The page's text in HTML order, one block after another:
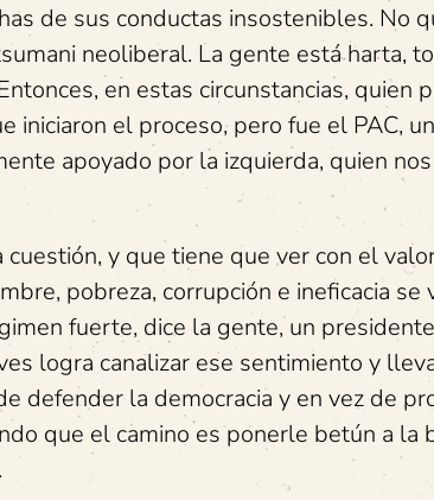
de sus conductas insostenibles. No
neoliberal. La gente está harta,
en estas circunstancias, quien
iniciaron el proceso, pero fue el PAC,
apoyado por la izquierda, quien
y que tiene que ver con el
pobreza, corrupción e ineficacia
fuerte, dice la gente, un
logra canalizar ese sentimiento y
defender la democracia y en vez de
que el camino es ponerle betún a la